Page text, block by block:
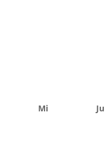
Mi Ju